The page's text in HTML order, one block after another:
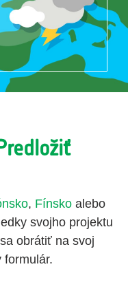
, Fínsko alebo
svojho projektu
obrátiť na svoj
formulár.